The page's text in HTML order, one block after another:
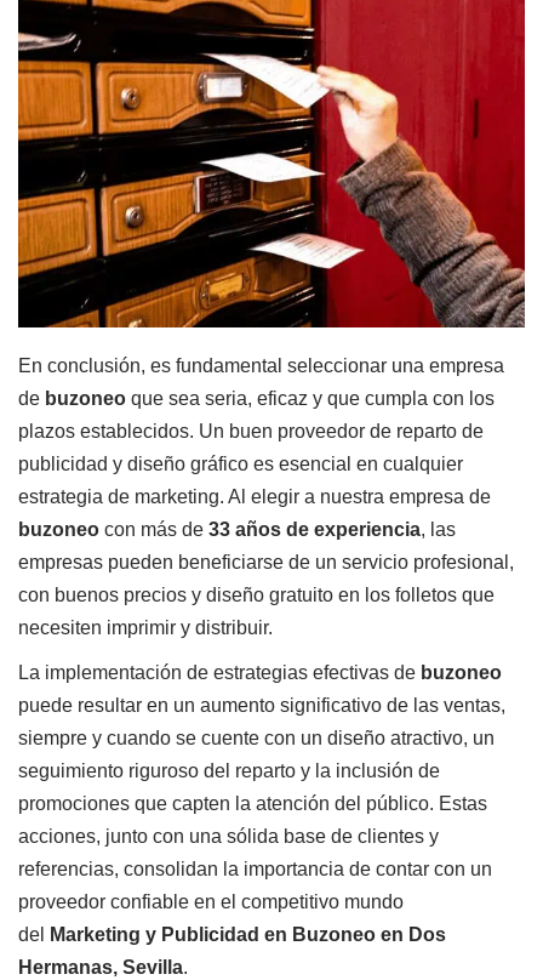
En conclusión, es fundamental seleccionar una empresa
de buzoneo que sea seria, eficaz y que cumpla con los
plazos establecidos. Un buen proveedor de reparto de
publicidad y diseño gráfico es esencial en cualquier
estrategia de marketing. Al elegir a nuestra empresa de
buzoneo con más de 33 años de experiencia, las
empresas pueden beneficiarse de un servicio profesional,
con buenos precios y diseño gratuito en los folletos que
necesiten imprimir y distribuir.
La implementación de estrategias efectivas de buzoneo
puede resultar en un aumento significativo de las ventas,
siempre y cuando se cuente con un diseño atractivo, un
seguimiento riguroso del reparto y la inclusión de
promociones que capten la atención del público. Estas
acciones, junto con una sólida base de clientes y
referencias, consolidan la importancia de contar con un
proveedor confiable en el competitivo mundo
del
Marketing y Publicidad en Buzoneo en Dos
Hermanas, Sevilla.